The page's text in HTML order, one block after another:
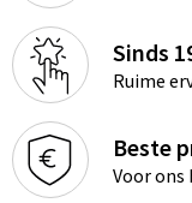
Sinds
Ruime
Beste
Voor